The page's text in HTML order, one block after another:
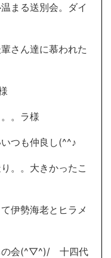
まる送別会。ダイ
さん達に慕われた
。ラ様
つも仲良し(^^♪
。。大きかったこ
伊勢海老とヒラメ
の会(^▽^)/ 十四代